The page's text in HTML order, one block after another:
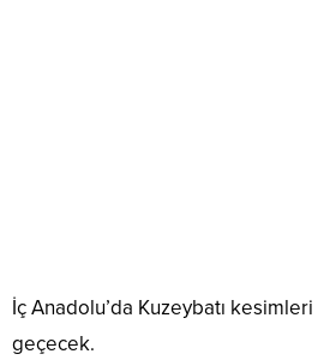
İç Anadolu’da Kuzeybatı
geçecek.